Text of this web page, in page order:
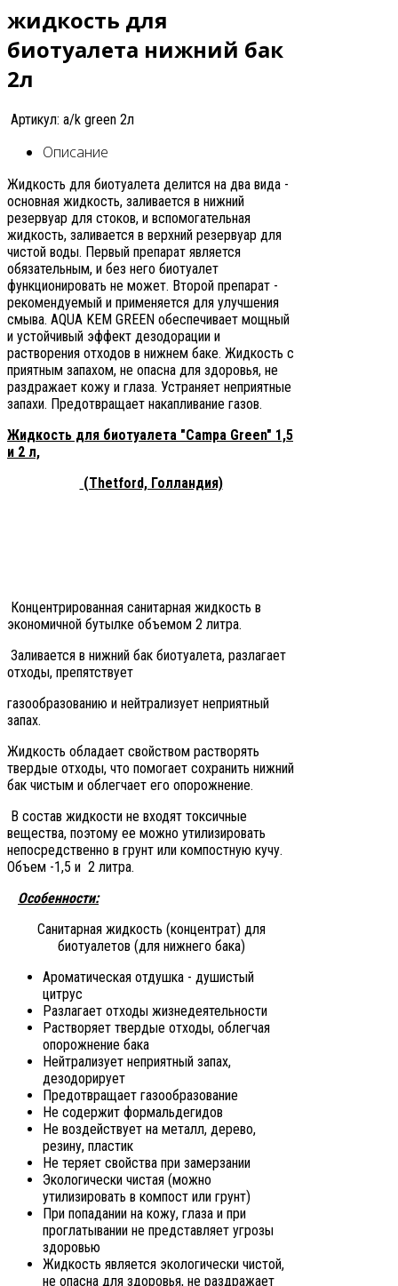
жидкость для
биотуалета нижний бак
2л
Артикул: a/k green 2л
Описание
Жидкость для биотуалета делится на два вида -
основная жидкость, заливается в нижний
резервуар для стоков, и вспомогательная
жидкость, заливается в верхний резервуар для
чистой воды. Первый препарат является
обязательным, и без него биотуалет
функционировать не может. Второй препарат -
рекомендуемый и применяется для улучшения
смыва. AQUA KEM GREEN обеспечивает мощный
и устойчивый эффект дезодорации и
растворения отходов в нижнем баке. Жидкость с
приятным запахом, не опасна для здоровья, не
раздражает кожу и глаза. Устраняет неприятные
запахи. Предотвращает накапливание газов.
Жидкость для биотуалета "Campa Green" 1,5
и 2 л,
(Thetford, Голландия)
Концентрированная санитарная жидкость в
экономичной бутылке объемом 2 литра.
Заливается в нижний бак биотуалета, разлагает
отходы, препятствует
газообразованию и нейтрализует неприятный
запах.
Жидкость обладает свойством растворять
твердые отходы, что помогает сохранить нижний
бак чистым и облегчает его опорожнение.
В состав жидкости не входят токсичные
вещества, поэтому ее можно утилизировать
непосредственно в грунт или компостную кучу.
Объем -1,5 и 2 литра.
Особенности:
Санитарная жидкость (концентрат) для
биотуалетов (для нижнего бака)
Ароматическая отдушка - душистый
цитрус
Разлагает отходы жизнедеятельности
Растворяет твердые отходы, облегчая
опорожнение бака
Нейтрализует неприятный запах,
дезодорирует
Предотвращает газообразование
Не содержит формальдегидов
Не воздействует на металл, дерево,
резину, пластик
Не теряет свойства при замерзании
Экологически чистая (можно
утилизировать в компост или грунт)
При попадании на кожу, глаза и при
проглатывании не представляет угрозы
здоровью
Жидкость является экологически чистой,
не опасна для здоровья, не раздражает